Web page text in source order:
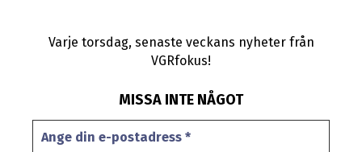
Varje torsdag, senaste veckans nyheter från
VGRfokus!
MISSA INTE NÅGOT